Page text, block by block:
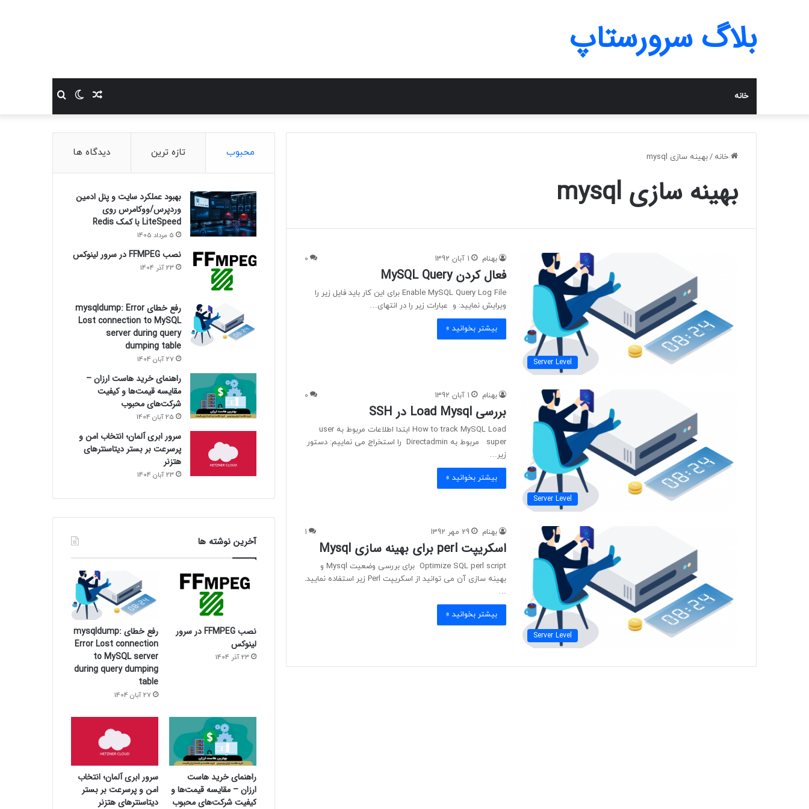
بلاگ سرورستاپ
خانه جستجو
برای
تغییر
پوسته
نوشته
تصادفی
خانه /بهینه سازی mysql
بهینه سازی mysql
Server Level
بهنام 1 آبان 1392 0
فعال کردن MySQL Query
Enable MySQL Query Log File برای این کار باید فایل زیر را
ویرایش نمایید: و عبارات زیر را در انتهای…
بیشتر بخوانید »
Server Level
بهنام 1 آبان 1392 0
بررسی Load Mysql در SSH
How to track MySQL Load ابتدا اطلاعات مربوط به user
super مربوط به Directadmin را استخراج می نماییم: دستور
زیر…
بیشتر بخوانید »
Server Level
بهنام 29 مهر 1392 1
اسکریپت perl برای بهینه سازی Mysql
Optimize SQL perl script برای بررسی وضعیت Mysql و
بهینه سازی آن می توانید از اسکریپت Perl زیر استفاده نمایید.
…
بیشتر بخوانید »
محبوب تازه ترین دیدگاه ها
بهبود عملکرد سایت و پنل ادمین
وردپرس/ووکامرس روی
LiteSpeed با کمک Redis
5 مرداد 1405
نصب FFMPEG در سرور لینوکس
23 آذر 1404
رفع خطای mysqldump: Error
Lost connection to MySQL
server during query
dumping table
27 آبان 1404
راهنمای خرید هاست ارزان –
مقایسه قیمت‌ها و کیفیت
شرکت‌های محبوب
25 آبان 1404
سرور ابری آلمان؛ انتخاب امن و
پرسرعت بر بستر دیتاسنترهای
هتزنر
23 آبان 1404
آخرین نوشته ها
نصب FFMPEG در سرور
لینوکس
23 آذر 1404
رفع خطای mysqldump:
Error Lost connection
to MySQL server
during query dumping
table
27 آبان 1404
راهنمای خرید هاست
ارزان – مقایسه قیمت‌ها و
کیفیت شرکت‌های محبوب
سرور ابری آلمان؛ انتخاب
امن و پرسرعت بر بستر
دیتاسنترهای هتزنر